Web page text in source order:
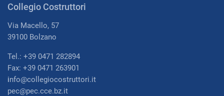
Collegio Costruttori
Via Macello, 57
39100 Bolzano
Tel.: +39 0471 282894
Fax: +39 0471 263901
info@collegiocostruttori.it
pec@pec.cce.bz.it